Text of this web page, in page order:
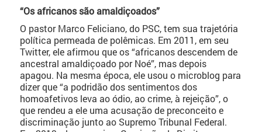
“Os africanos são amaldiçoados”
O pastor Marco Feliciano, do PSC, tem sua trajetória
política permeada de polêmicas. Em 2011, em seu
Twitter, ele afirmou que os “africanos descendem de
ancestral amaldiçoado por Noé”, mas depois
apagou. Na mesma época, ele usou o microblog para
dizer que “a podridão dos sentimentos dos
homoafetivos leva ao ódio, ao crime, à rejeição”, o
que rendeu a ele uma acusação de preconceito e
discriminação junto ao Supremo Tribunal Federal.